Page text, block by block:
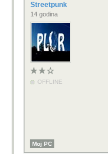
Streetpunk
14 godina
OFFLINE
Moj PC